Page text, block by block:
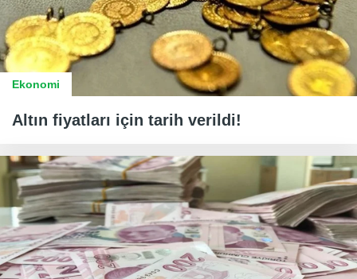
Ekonomi
Altın fiyatları için tarih verildi!